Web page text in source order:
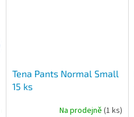
Tena Pants Normal Small
15 ks
Na prodejně(1 ks)